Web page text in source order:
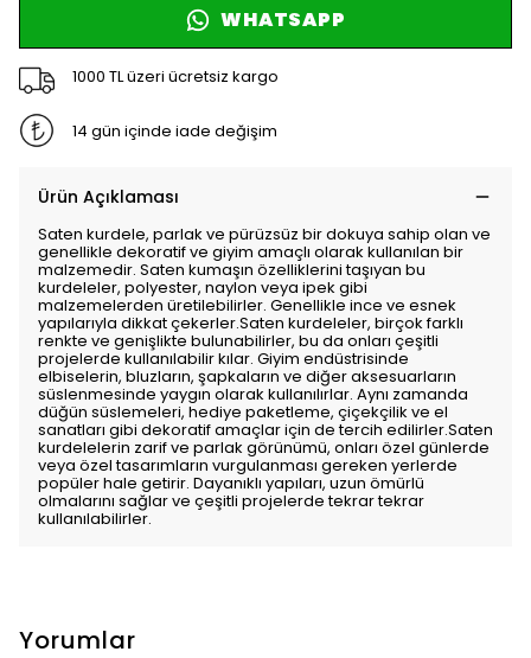
WHATSAPP
1000 TL üzeri ücretsiz kargo
14 gün içinde iade değişim
Ürün Açıklaması
Saten kurdele, parlak ve pürüzsüz bir dokuya sahip olan ve
genellikle dekoratif ve giyim amaçlı olarak kullanılan bir
malzemedir. Saten kumaşın özelliklerini taşıyan bu
kurdeleler, polyester, naylon veya ipek gibi
malzemelerden üretilebilirler. Genellikle ince ve esnek
yapılarıyla dikkat çekerler.Saten kurdeleler, birçok farklı
renkte ve genişlikte bulunabilirler, bu da onları çeşitli
projelerde kullanılabilir kılar. Giyim endüstrisinde
elbiselerin, bluzların, şapkaların ve diğer aksesuarların
süslenmesinde yaygın olarak kullanılırlar. Aynı zamanda
düğün süslemeleri, hediye paketleme, çiçekçilik ve el
sanatları gibi dekoratif amaçlar için de tercih edilirler.Saten
kurdelelerin zarif ve parlak görünümü, onları özel günlerde
veya özel tasarımların vurgulanması gereken yerlerde
popüler hale getirir. Dayanıklı yapıları, uzun ömürlü
olmalarını sağlar ve çeşitli projelerde tekrar tekrar
kullanılabilirler.
Yorumlar